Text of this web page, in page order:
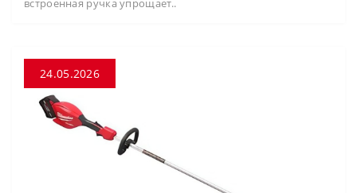
встроенная ручка упрощает..
24.05.2026